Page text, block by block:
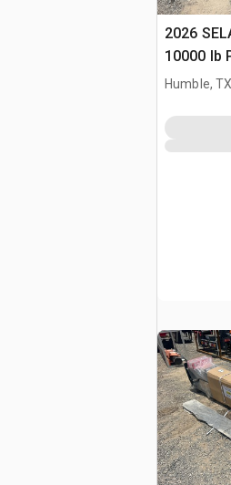
2026 SELA
10000 lb
Humble,